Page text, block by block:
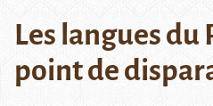
Les langues du
point de